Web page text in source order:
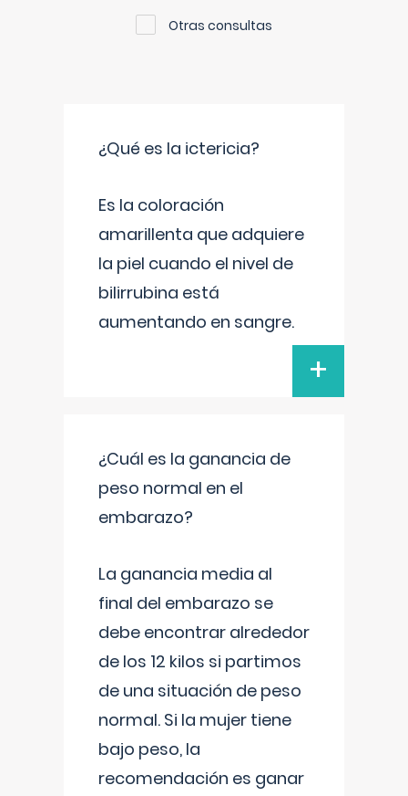
Otras consultas
¿Qué es la ictericia?
Es la coloración
amarillenta que adquiere
la piel cuando el nivel de
bilirrubina está
aumentando en sangre.
+
¿Cuál es la ganancia de
peso normal en el
embarazo?
La ganancia media al
final del embarazo se
debe encontrar alrededor
de los 12 kilos si partimos
de una situación de peso
normal. Si la mujer tiene
bajo peso, la
recomendación es ganar